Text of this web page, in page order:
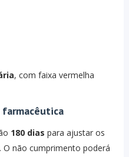
, com faixa vermelha
180 dias para ajustar os
O não cumprimento poderá